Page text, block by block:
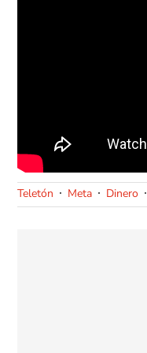
Teletón Meta Dinero